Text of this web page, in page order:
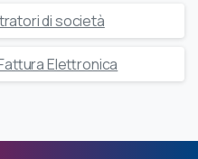
di società
Elettronica